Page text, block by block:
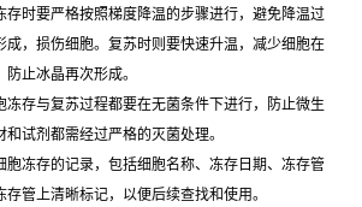
存时要严格按照梯度降温的步骤进行，避免降温过
成，损伤细胞。复苏时则要快速升温，减少细胞在
止冰晶再次形成。
冻存与复苏过程都要在无菌条件下进行，防止微生
试剂都需经过严格的灭菌处理。
胞冻存的记录，包括细胞名称、冻存日期、冻存管
管上清晰标记，以便后续查找和使用。